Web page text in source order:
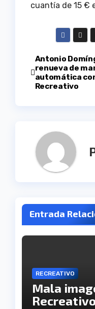
cuantía de 15 €
de
Antonio
renueva de
automática
Recreativo
Entrada
RECREATIVO
Mala